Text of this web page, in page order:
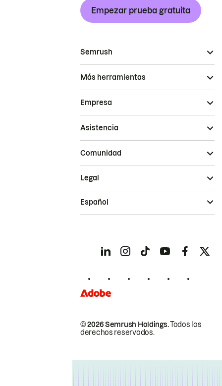
Empezar prueba gratuita
Semrush
Más herramientas
Empresa
Asistencia
Comunidad
© 2026 Semrush Holdings.Todos los
derechos reservados.
Legal
Español